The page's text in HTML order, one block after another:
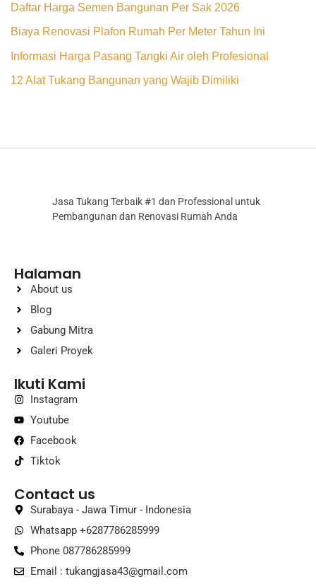
Daftar Harga Semen Bangunan Per Sak 2026
Biaya Renovasi Plafon Rumah Per Meter Tahun Ini
Informasi Harga Pasang Tangki Air oleh Profesional
12 Alat Tukang Bangunan yang Wajib Dimiliki
Jasa Tukang Terbaik #1 dan Professional untuk
Pembangunan dan Renovasi Rumah Anda
Halaman
About us
Blog
Gabung Mitra
Galeri Proyek
Ikuti Kami
Instagram
Youtube
Facebook
Tiktok
Contact us
Surabaya - Jawa Timur - Indonesia
Whatsapp +6287786285999
Phone 087786285999
Email : tukangjasa43@gmail.com